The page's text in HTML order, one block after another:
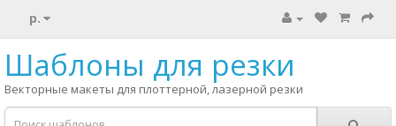
р.
Шаблоны для резки
Векторные макеты для плоттерной, лазерной резки